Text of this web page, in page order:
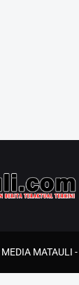
MEDIA MATAULI -